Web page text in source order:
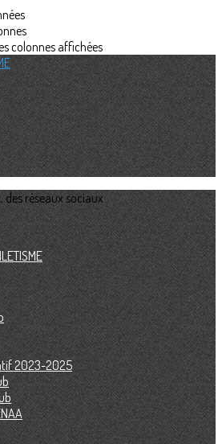
colonnes affichées
réseaux sociaux
2023-2025